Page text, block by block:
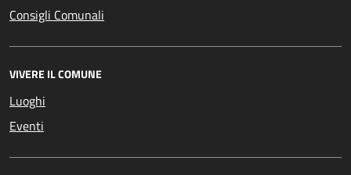
Consigli Comunali
VIVERE IL COMUNE
Luoghi
Eventi